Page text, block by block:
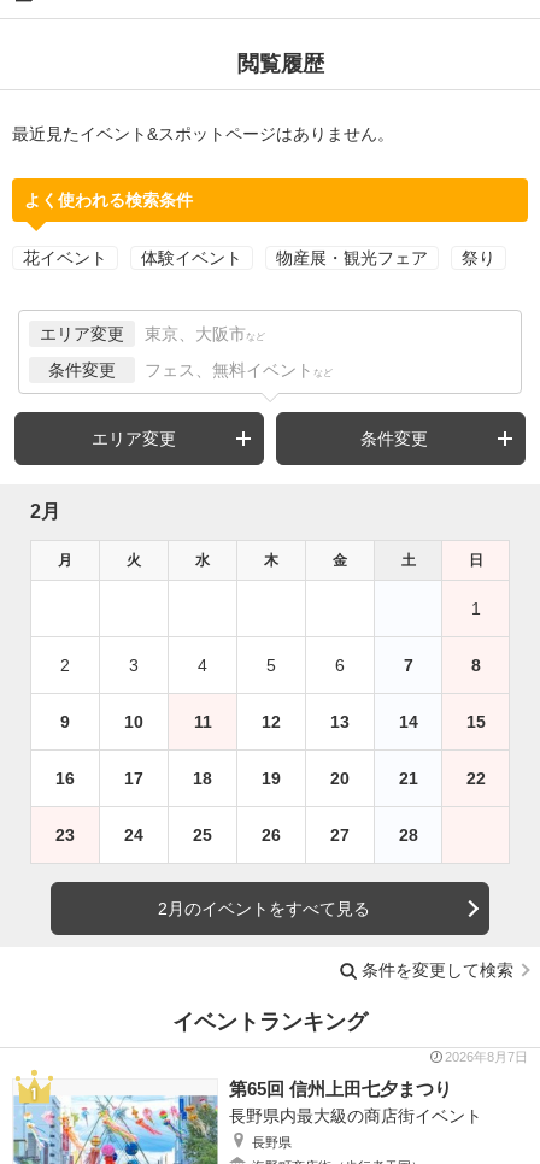
閲覧履歴
最近見たイベント&スポットページはありません。
よく使われる検索条件
花イベント 体験イベント 物産展・観光フェア 祭り
エリア変更 東京、大阪市 など
条件変更 フェス、無料イベント など
エリア変更 条件変更
2月
月 火 水 木 金 土 日
1
2 3 4 5 6 7 8
9 10 11 12 13 14 15
16 17 18 19 20 21 22
23 24 25 26 27 28
2月のイベントをすべて見る
条件を変更して検索
イベントランキング
2026年8月7日
第65回 信州上田七夕まつり
長野県内最大級の商店街イベント
長野県